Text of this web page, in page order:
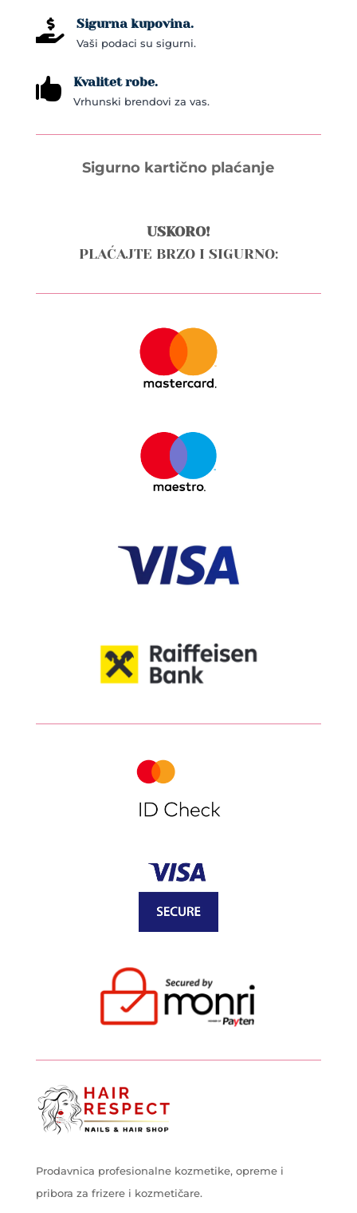
 Sigurna kupovina.
Vaši podaci su sigurni.
 Kvalitet robe.
Vrhunski brendovi za vas.
Sigurno kartično plaćanje
USKORO!
PLAĆAJTE BRZO I SIGURNO:
Prodavnica profesionalne kozmetike, opreme i
pribora za frizere i kozmetičare.